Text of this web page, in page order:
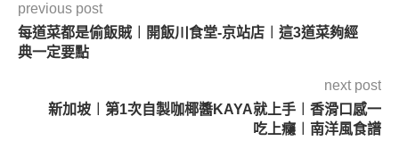
previous post
每道菜都是偷飯賊︱開飯川食堂-京站店︱這3道菜夠經
典一定要點
next post
新加坡︱第1次自製咖椰醬KAYA就上手︱香滑口感一
吃上癮︱南洋風食譜